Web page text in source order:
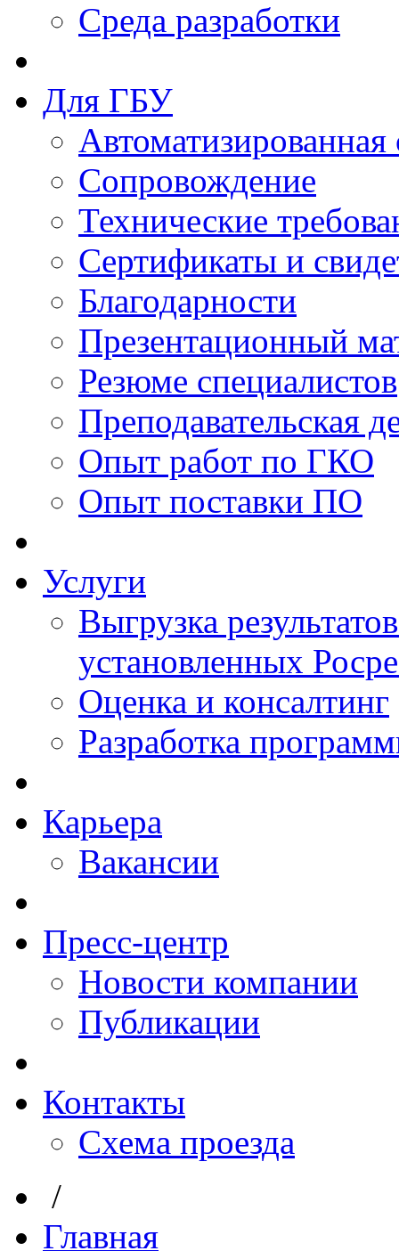
Среда разработки
Для ГБУ
Сопровождение
Технические
Сертификаты и
Благодарности
Презентационный
Резюме специалистов
Преподавательская
Опыт работ по ГКО
Опыт поставки ПО
Услуги
Выгрузка
установленных
Оценка и консалтинг
Разработка
Карьера
Вакансии
Пресс-центр
Новости компании
Публикации
Контакты
Схема проезда
/
Главная